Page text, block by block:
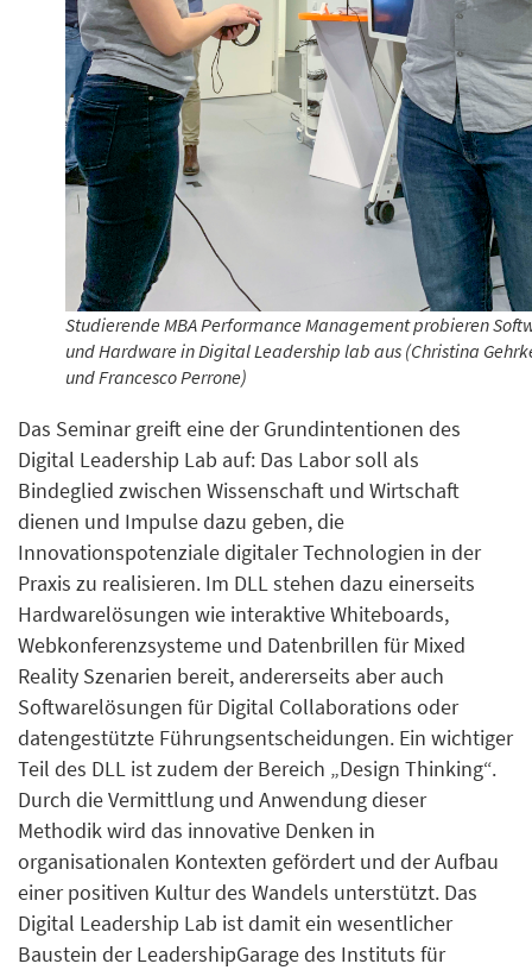
Studierende MBA Performance Management probieren
und Hardware in Digital Leadership lab aus (Christina
und Francesco Perrone)
Das Seminar greift eine der Grundintentionen des
Digital Leadership Lab auf: Das Labor soll als
Bindeglied zwischen Wissenschaft und Wirtschaft
dienen und Impulse dazu geben, die
Innovationspotenziale digitaler Technologien in der
Praxis zu realisieren. Im DLL stehen dazu einerseits
Hardwarelösungen wie interaktive Whiteboards,
Webkonferenzsysteme und Datenbrillen für Mixed
Reality Szenarien bereit, andererseits aber auch
Softwarelösungen für Digital Collaborations oder
datengestützte Führungsentscheidungen. Ein wichtiger
Teil des DLL ist zudem der Bereich „Design Thinking“.
Durch die Vermittlung und Anwendung dieser
Methodik wird das innovative Denken in
organisationalen Kontexten gefördert und der Aufbau
einer positiven Kultur des Wandels unterstützt. Das
Digital Leadership Lab ist damit ein wesentlicher
Baustein der LeadershipGarage des Instituts für